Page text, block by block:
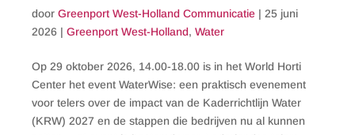
doorGreenport West-Holland Communicatie | 25 juni
2026 |Greenport West-Holland,Water
Op 29 oktober 2026, 14.00-18.00 is in het World Horti
Center het event WaterWise: een praktisch evenement
voor telers over de impact van de Kaderrichtlijn Water
(KRW) 2027 en de stappen die bedrijven nu al kunnen